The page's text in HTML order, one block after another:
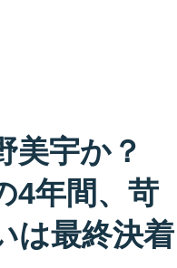
美宇か？
4年間、苛
は最終決着